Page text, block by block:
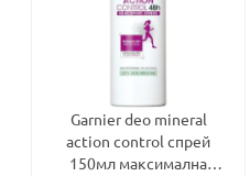
Garnier deo mineral
action control спрей
150мл максимална